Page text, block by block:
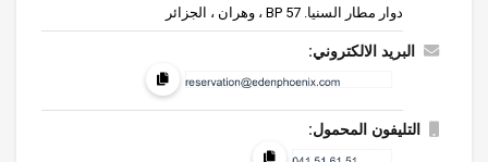
دوار مطار السنيا. BP 57 ، وهران ، الجزائر
البريد الالكتروني:
التليفون المحمول: